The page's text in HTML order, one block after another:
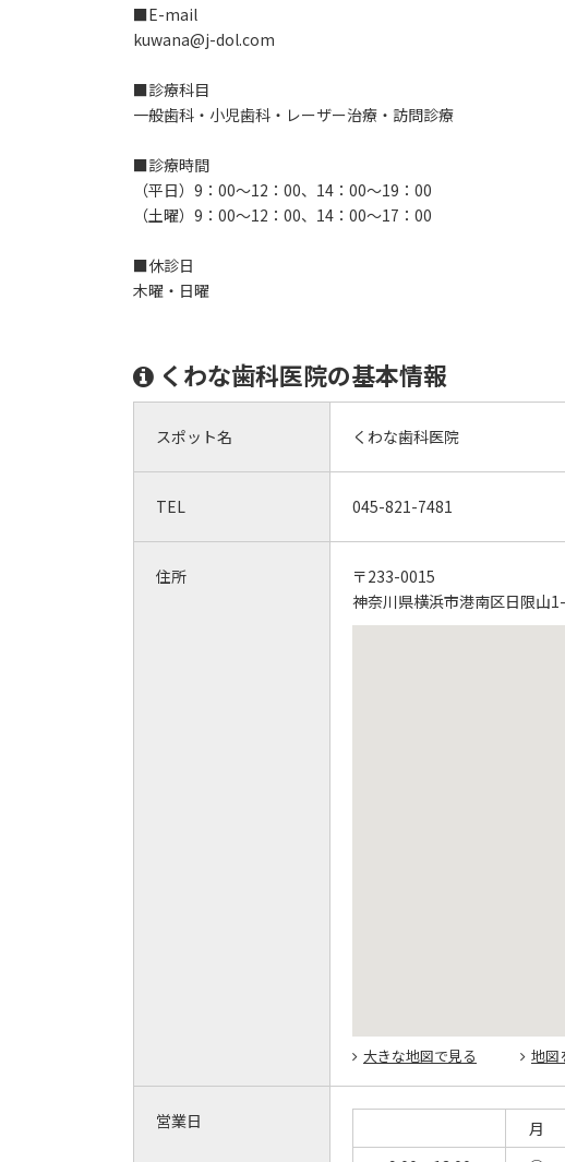
■E-mail
kuwana@j-dol.com
■診療科目
一般歯科・小児歯科・レーザー治療・訪問診療
■診療時間
（平日）9：00～12：00、14：00～19：00
（土曜）9：00～12：00、14：00～17：00
■休診日
木曜・日曜
くわな歯科医院の基本情報
スポット名 くわな歯科医院
TEL 045-821-7481
住所
〒233-0015
神奈川県横浜市港南区日限山
大きな地図で見る 地図
営業日 月